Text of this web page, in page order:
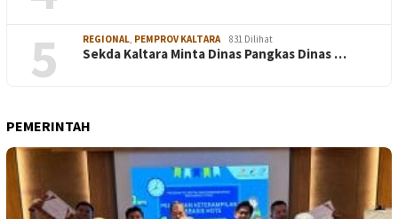
5
REGIONAL, PEMPROV KALTARA 831 Dilihat
Sekda Kaltara Minta Dinas Pangkas Dinas …
PEMERINTAH